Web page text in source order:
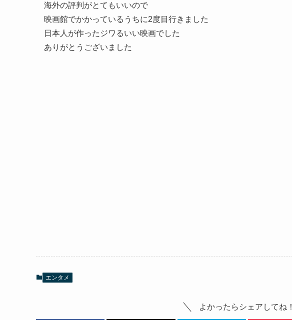
海外の評判がとてもいいので
映画館でかかっているうちに2度目行きました
日本人が作ったジワるいい映画でした
ありがとうございました
エンタメ
よかったらシェアしてね！